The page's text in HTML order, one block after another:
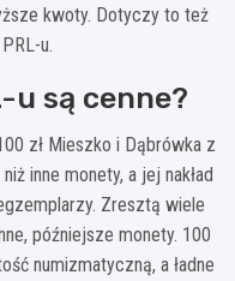
kwoty. Dotyczy to też
u.
u są cenne?
zł Mieszko i Dąbrówka z
inne monety, a jej nakład
Zresztą wiele
późniejsze monety. 100
numizmatyczną, a ładne